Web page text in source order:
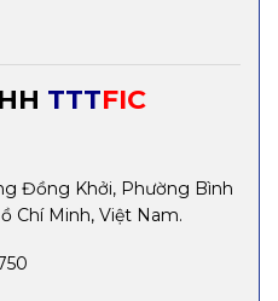
TTTFIC
Đồng Khởi, Phường Bình
Chí Minh, Việt Nam.